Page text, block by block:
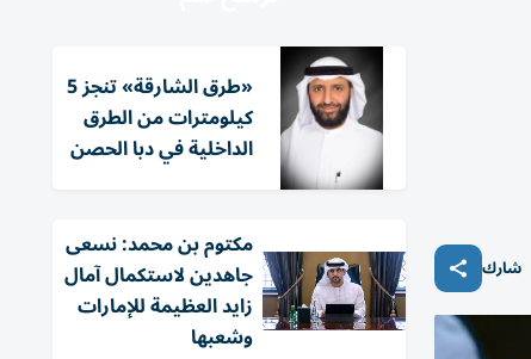
شارك
«طرق الشارقة» تنجز 5
كيلومترات من الطرق
الداخلية في دبا الحصن
مكتوم بن محمد: نسعى
جاهدين لاستكمال آمال
زايد العظيمة للإمارات
وشعبها